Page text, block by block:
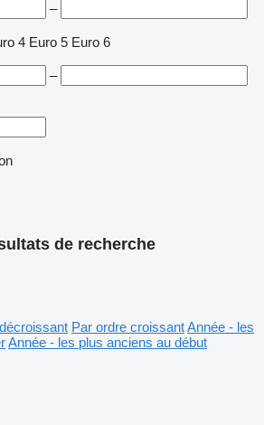
–
4 Euro 5 Euro 6
–
de recherche
Par ordre croissantAnnée - les
Année - les plus anciens au début